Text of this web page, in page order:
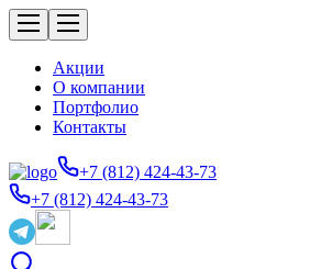
Акции
О компании
Портфолио
Контакты
+7 (812) 424-43-73
+7 (812) 424-43-73